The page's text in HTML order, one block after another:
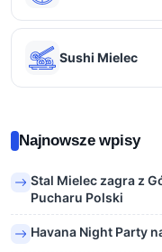
Sushi Mielec
Najnowsze wpisy
Stal Mielec zagra z
Pucharu Polski
Havana Night Party